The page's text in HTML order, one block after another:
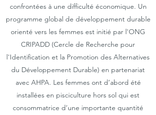
confrontées à une difficulté économique. Un
programme global de développement durable
orienté vers les femmes est initié par l'ONG
CRIPADD (Cercle de Recherche pour
l'Identification et la Promotion des Alternatives
du Développement Durable) en partenariat
avec AHPA. Les femmes ont d’abord été
installées en pisciculture hors sol qui est
consommatrice d’une importante quantité